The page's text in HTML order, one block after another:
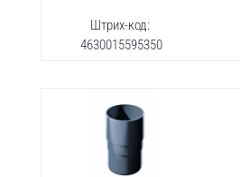
Штрих-код:
4630015595350